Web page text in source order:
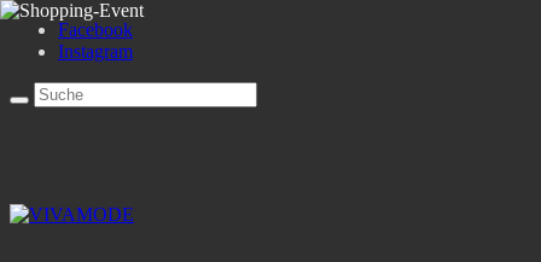
Facebook
Instagram
EVENTS abends geöffnet
shopping Event